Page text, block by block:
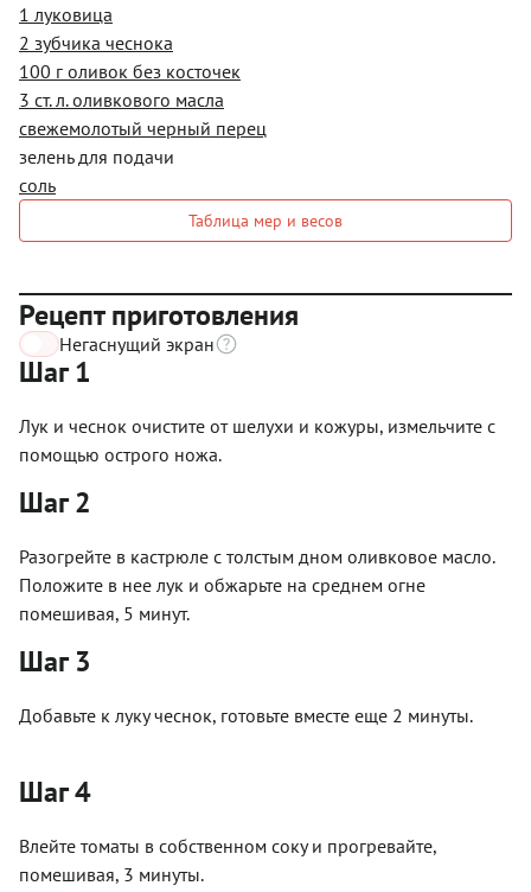
1 луковица
2 зубчика чеснока
100 г оливок без косточек
3 ст. л. оливкового масла
свежемолотый черный перец
зелень для подачи
соль
Таблица мер и весов
Рецепт приготовления
Негаснущий экран
Шаг 1
Лук и чеснок очистите от шелухи и кожуры, измельчите с
помощью острого ножа.
Шаг 2
Разогрейте в кастрюле с толстым дном оливковое масло.
Положите в нее лук и обжарьте на среднем огне
помешивая, 5 минут.
Шаг 3
Добавьте к луку чеснок, готовьте вместе еще 2 минуты.
Шаг 4
Влейте томаты в собственном соку и прогревайте,
помешивая, 3 минуты.